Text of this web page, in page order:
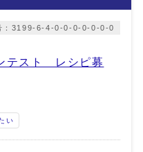
：3199-6-4-0-0-0-0-0-0-0
テスト レシピ募
い